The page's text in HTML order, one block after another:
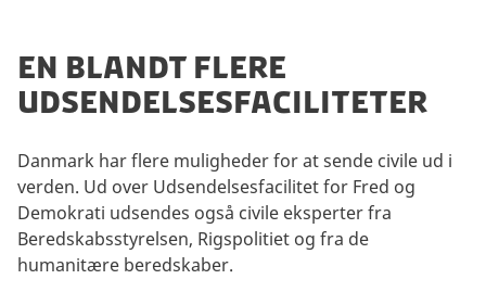
En blandt flere
udsendelsesfaciliteter
Danmark har flere muligheder for at sende civile ud i
verden. Ud over Udsendelsesfacilitet for Fred og
Demokrati udsendes også civile eksperter fra
Beredskabsstyrelsen, Rigspolitiet og fra de
humanitære beredskaber.